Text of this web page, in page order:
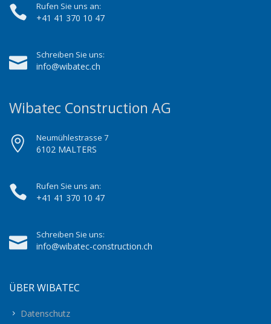
Rufen Sie uns an:
+41 41 370 10 47
Schreiben Sie uns:
info@wibatec.ch
Wibatec Construction AG
Neumühlestrasse 7
6102 MALTERS
Rufen Sie uns an:
+41 41 370 10 47
Schreiben Sie uns:
info@wibatec-construction.ch
ÜBER WIBATEC
Datenschutz